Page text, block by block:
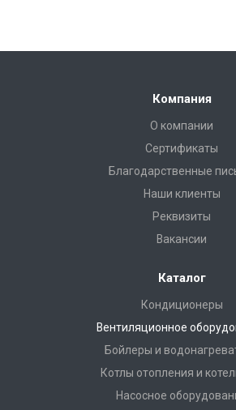
Компания
О компании
Сертификаты
Благодарственные
Наши клиенты
Реквизиты
Вакансии
Каталог
Кондиционеры
Вентиляционное
Бойлеры и
Котлы отопления и
Насосное